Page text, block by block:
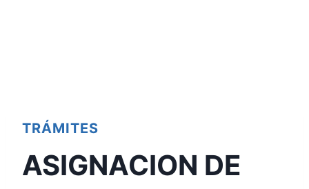
TRÁMITES
ASIGNACION DE